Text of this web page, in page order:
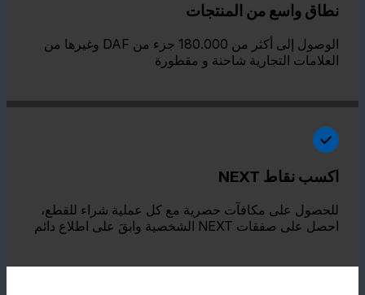
نطاق واسع من المنتجات
الوصول إلى أكثر من 180.000 جزء من DAF وغيرها من
العلامات التجارية شاحنة و مقطورة
اكسب نقاط NEXT
للحصول على مكافآت حصرية مع كل عملية شراء للقطع،
احصل على صفقات NEXT الشخصية وابقَ على اطلاع دائم